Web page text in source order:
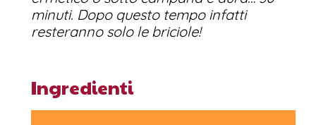
minuti. Dopo questo tempo infatti
resteranno solo le briciole!
Ingredienti